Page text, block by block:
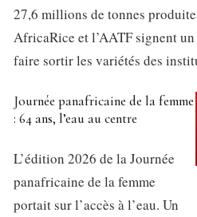
27,6 millions de tonnes
AfricaRice et l’AATF signent
faire sortir les variétés des
Journée panafricaine de la femme
: 64 ans, l’eau au centre
L’édition 2026 de la Journée
panafricaine de la femme
portait sur l’accès à l’eau. Un